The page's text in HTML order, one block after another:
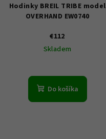
Hodinky BREIL TRIBE model
OVERHAND EW0740
€112
Skladem
Do košíka